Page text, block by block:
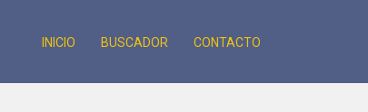
INICIO BUSCADOR CONTACTO